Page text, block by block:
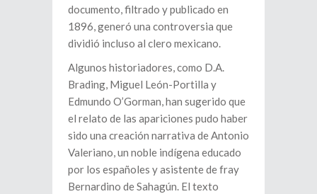
documento, filtrado y publicado en
1896, generó una controversia que
dividió incluso al clero mexicano.
Algunos historiadores, como D.A.
Brading, Miguel León-Portilla y
Edmundo O’Gorman, han sugerido que
el relato de las apariciones pudo haber
sido una creación narrativa de Antonio
Valeriano, un noble indígena educado
por los españoles y asistente de fray
Bernardino de Sahagún. El texto